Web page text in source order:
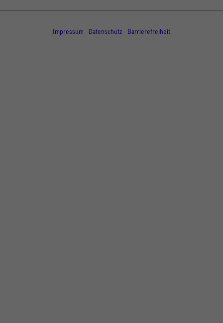
Impressum
Datenschutz Barrierefreiheit